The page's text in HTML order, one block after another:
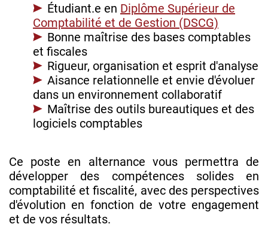
Étudiant.e en Diplôme Supérieur de
Comptabilité et de Gestion (DSCG)
Bonne maîtrise des bases comptables
et fiscales
Rigueur, organisation et esprit d'analyse
Aisance relationnelle et envie d'évoluer
dans un environnement collaboratif
Maîtrise des outils bureautiques et des
logiciels comptables
Ce poste en alternance vous permettra de
développer des compétences solides en
comptabilité et fiscalité, avec des perspectives
d'évolution en fonction de votre engagement
et de vos résultats.